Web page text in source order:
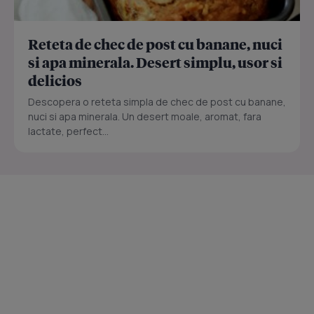
Reteta de chec de post cu banane, nuci
si apa minerala. Desert simplu, usor si
delicios
Descopera o reteta simpla de chec de post cu banane,
nuci si apa minerala. Un desert moale, aromat, fara
lactate, perfect...